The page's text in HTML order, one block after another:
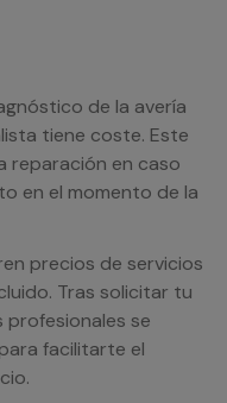
de la avería
tiene coste. Este
reparación en caso
en el momento de la
precios de servicios
Tras solicitar tu
se
facilitarte el